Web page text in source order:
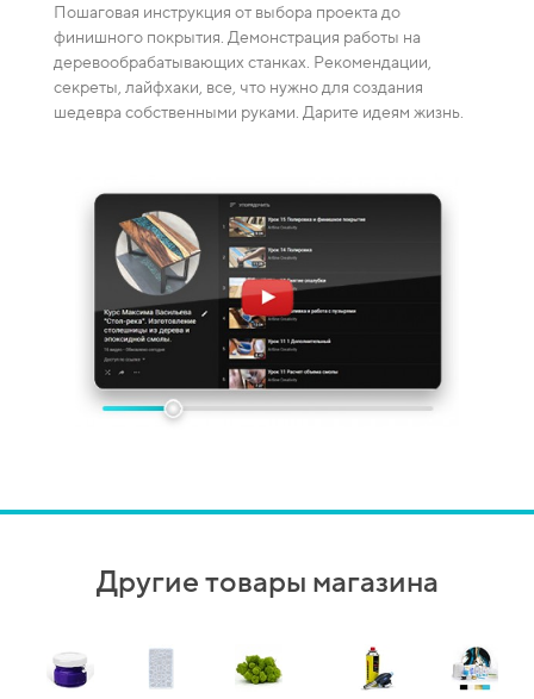
Пошаговая инструкция от выбора проекта до
финишного покрытия. Демонстрация работы на
деревообрабатывающих станках. Рекомендации,
секреты, лайфхаки, все, что нужно для создания
шедевра собственными руками. Дарите идеям жизнь.
Другие товары магазина